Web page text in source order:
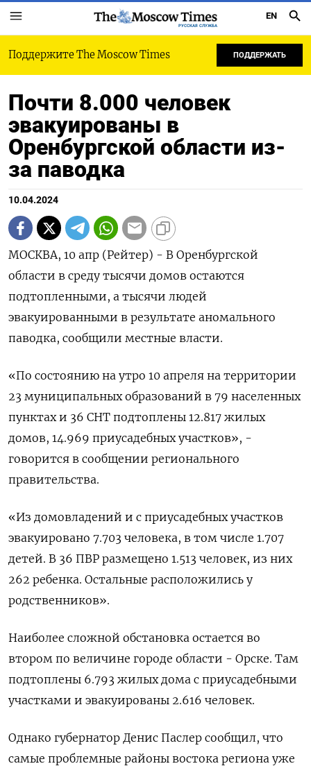
РУССКАЯ СЛУЖБА
EN
Поддержите The Moscow Times ПОДДЕРЖАТЬ
Почти 8.000 человек
эвакуированы в
Оренбургской области из-
за паводка
10.04.2024
МОСКВА, 10 апр (Рейтер) - В Оренбургской
области в среду тысячи домов остаются
подтопленными, а тысячи людей
эвакуированными в результате аномального
паводка, сообщили местные власти.
«По состоянию на утро 10 апреля на территории
23 муниципальных образований в 79 населенных
пунктах и 36 СНТ подтоплены 12.817 жилых
домов, 14.969 приусадебных участков», -
говорится в сообщении регионального
правительства.
«Из домовладений и с приусадебных участков
эвакуировано 7.703 человека, в том числе 1.707
детей. В 36 ПВР размещено 1.513 человек, из них
262 ребенка. Остальные расположились у
родственников».
Наиболее сложной обстановка остается во
втором по величине городе области - Орске. Там
подтоплены 6.793 жилых дома с приусадебными
участками и эвакуированы 2.616 человек.
Однако губернатор Денис Паслер сообщил, что
самые проблемные районы востока региона уже